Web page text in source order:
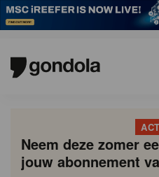
Neem deze zomer
jouw abonnement